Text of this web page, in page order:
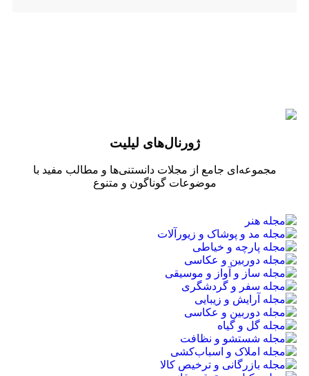
ژورنال‌های لیلیت
مجموعه‌ای جامع از مجلات دانستنی‌ها و مطالب مفید با
موضوعات گوناگون و متنوع